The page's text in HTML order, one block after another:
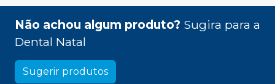
Não achou algum produto? Sugira para a
Dental Natal
Sugerir produtos